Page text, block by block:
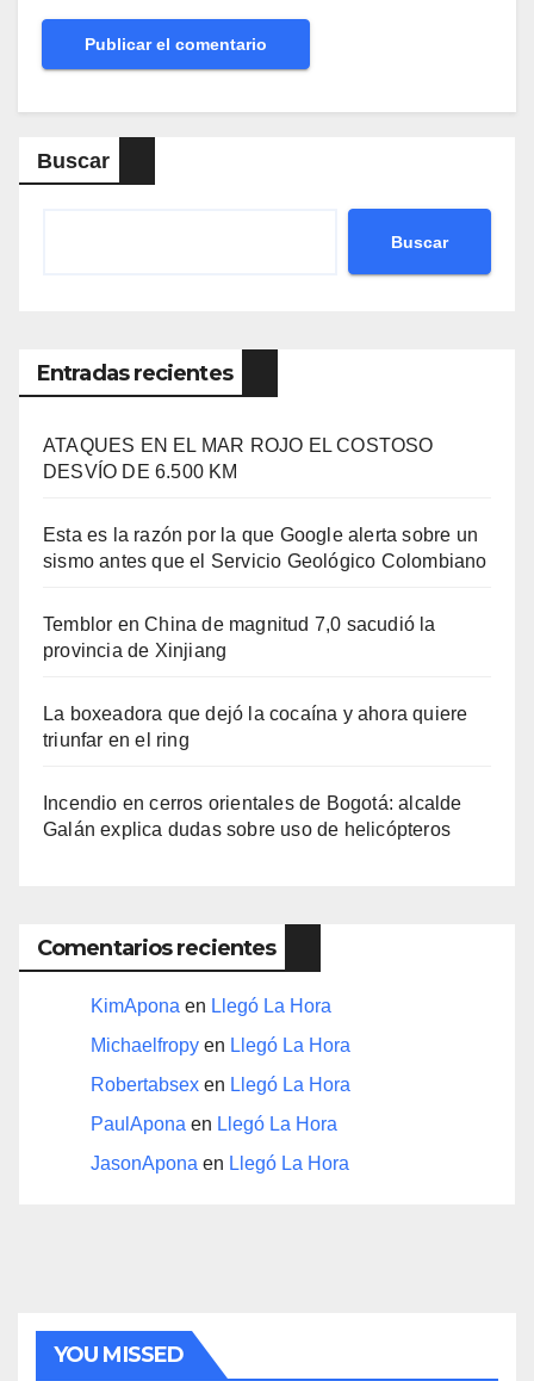
Buscar
Buscar
Entradas recientes
ATAQUES EN EL MAR ROJO EL COSTOSO
DESVÍO DE 6.500 KM
Esta es la razón por la que Google alerta sobre un
sismo antes que el Servicio Geológico Colombiano
Temblor en China de magnitud 7,0 sacudió la
provincia de Xinjiang
La boxeadora que dejó la cocaína y ahora quiere
triunfar en el ring​
Incendio en cerros orientales de Bogotá: alcalde
Galán explica dudas sobre uso de helicópteros
Comentarios recientes
KimApona en Llegó La Hora
Michaelfropy en Llegó La Hora
Robertabsex en Llegó La Hora
PaulApona en Llegó La Hora
JasonApona en Llegó La Hora
YOU MISSED